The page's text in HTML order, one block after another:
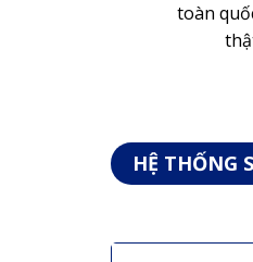
toàn
HỆ THỐNG